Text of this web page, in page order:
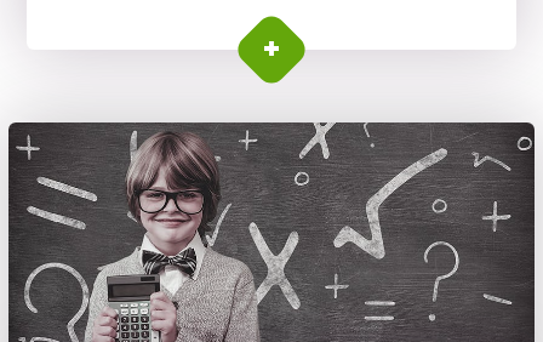
familles vulnérables et l’impact sur l’intervention